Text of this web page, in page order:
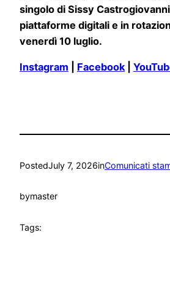
singolo di Sissy
piattaforme digitali e in
venerdì 10 luglio.
Instagram Facebook
PostedJuly 7, 2026inComunicati
bymaster
Tags: